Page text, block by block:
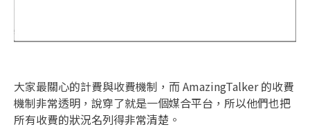
大家最關心的計費與收費機制，而 AmazingTalker 的收費
機制非常透明，說穿了就是一個媒合平台，所以他們也把
所有收費的狀況名列得非常清楚。